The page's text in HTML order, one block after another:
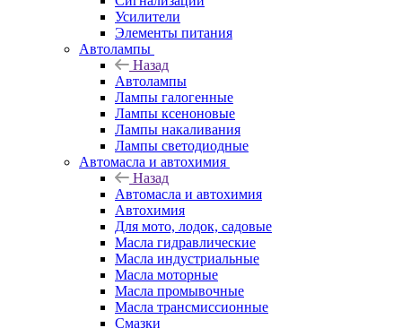
Усилители
Элементы питания
Автолампы
Назад
Автолампы
Лампы галогенные
Лампы ксеноновые
Лампы накаливания
Лампы светодиодные
Автомасла и автохимия
Назад
Автомасла и автохимия
Автохимия
Для мото, лодок, садовые
Масла гидравлические
Масла индустриальные
Масла моторные
Масла промывочные
Масла трансмиссионные
Смазки